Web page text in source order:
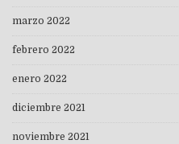
marzo 2022
febrero 2022
enero 2022
diciembre 2021
noviembre 2021